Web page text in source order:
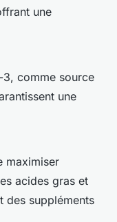
une
3, comme source
une
maximiser
acides gras et
des suppléments